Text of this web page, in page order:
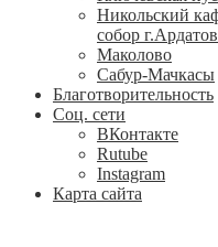
Никольский
собор
Маколово
Сабур-Мачкасы
Благотворительность
Соц. сети
ВКонтакте
Rutube
Instagram
Карта сайта